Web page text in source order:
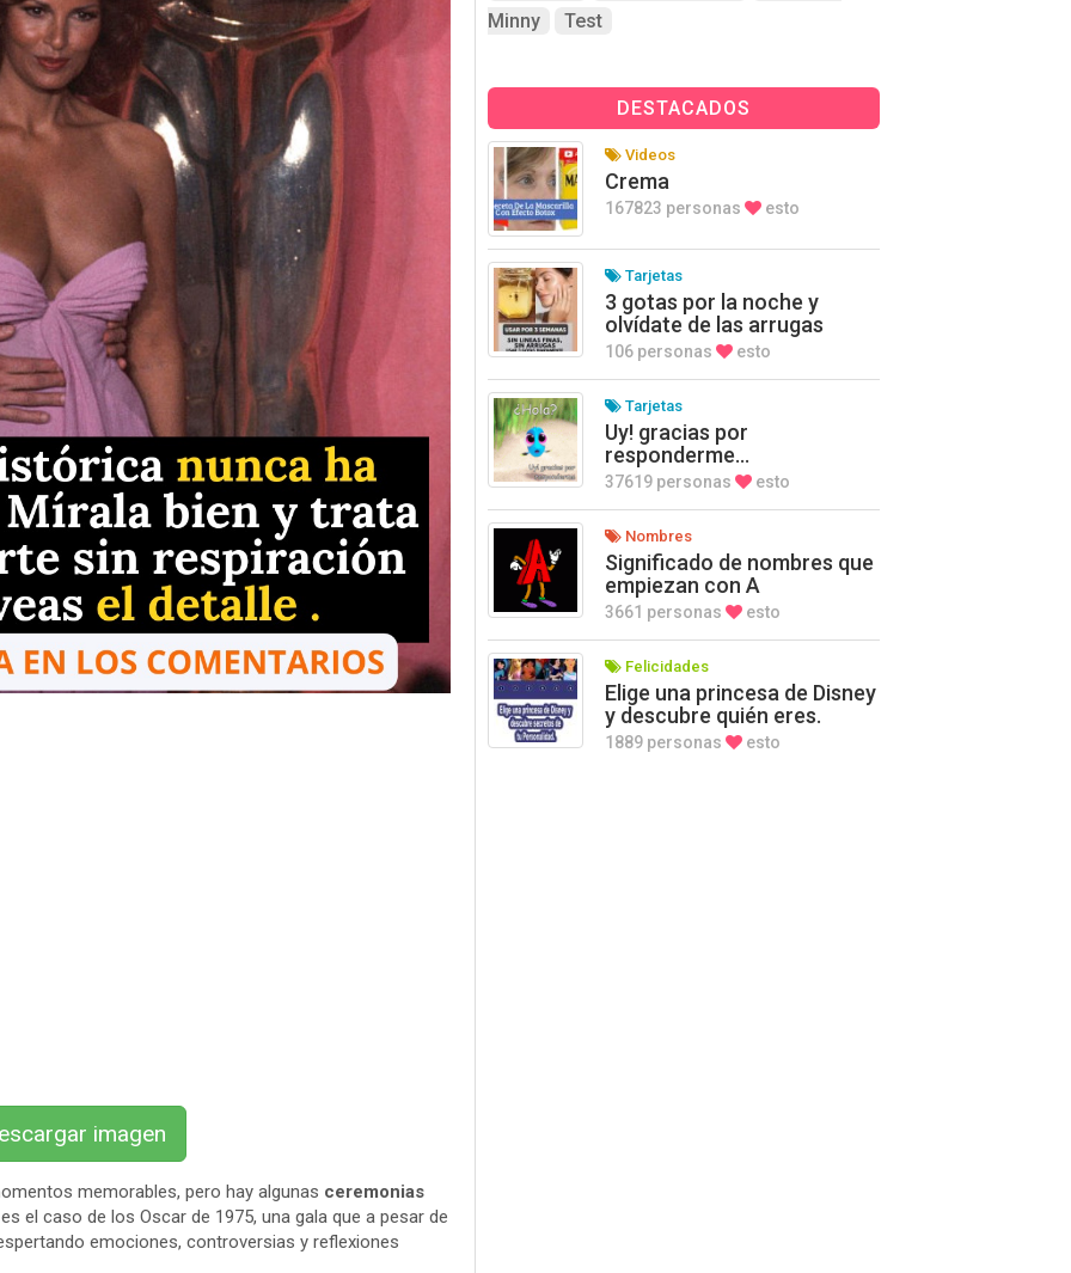
imagen
memorables, pero hay algunas ceremonias
el caso de los Oscar de 1975, una gala que a pesar de
emociones, controversias y reflexiones
Minny
Test
DESTACADOS
Videos
Crema
167823 personas esto
Tarjetas
3 gotas por la noche y
olvídate de las arrugas
106 personas esto
Tarjetas
Uy! gracias por
responderme…
37619 personas esto
Nombres
Significado de nombres que
empiezan con A
3661 personas esto
Felicidades
Elige una princesa de Disney
y descubre quién eres.
1889 personas esto